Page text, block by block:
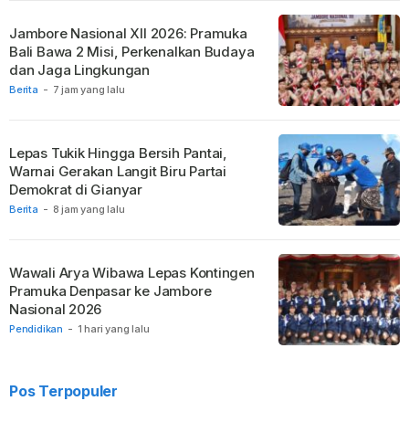
Berita - 7 jam yang lalu
Jambore Nasional XII 2026: Pramuka
Bali Bawa 2 Misi, Perkenalkan Budaya
dan Jaga Lingkungan
Berita - 8 jam yang lalu
Lepas Tukik Hingga Bersih Pantai,
Warnai Gerakan Langit Biru Partai
Demokrat di Gianyar
Pendidikan - 1 hari yang lalu
Wawali Arya Wibawa Lepas Kontingen
Pramuka Denpasar ke Jambore
Nasional 2026
Pos Terpopuler